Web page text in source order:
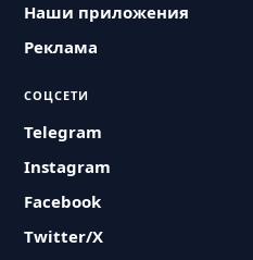
Наши приложения
Реклама
СОЦСЕТИ
Telegram
Instagram
Facebook
Twitter/X